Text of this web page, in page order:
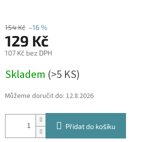
154 Kč –16 %
129 Kč
107 Kč bez DPH
cena:
Skladem (>5 KS)
Můžeme doručit do: 12.8.2026
Přidat do košíku